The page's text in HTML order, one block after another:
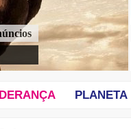
PLANETA